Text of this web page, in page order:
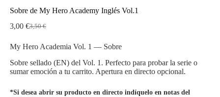
Sobre de My Hero Academy Inglés Vol.1
3,50€
El
original
3,50 €.
3,00 €El
actual
3,00 €.
My Hero Academia Vol. 1 — Sobre
Sobre sellado (EN) del Vol. 1. Perfecto para probar la serie o
sumar emoción a tu carrito. Apertura en directo opcional.
*Si desea abrir su producto en directo indíquelo en notas del